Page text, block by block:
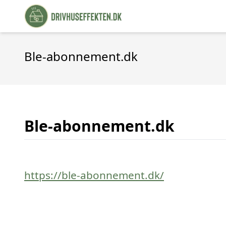
Ble-abonnement.dk
Ble-abonnement.dk
https://ble-abonnement.dk/